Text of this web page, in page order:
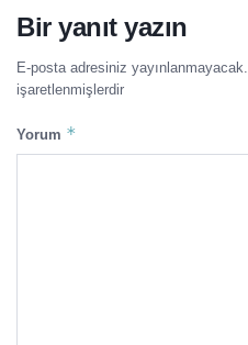
Bir yanıt yazın
E-posta adresiniz yayınlanmayacak.
işaretlenmişlerdir
Yorum *